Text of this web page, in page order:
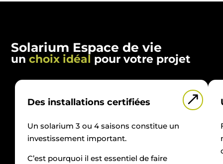
Solarium Espace de vie
unchoix idéal pour votre projet
&
Des installations certifiées
Un solarium 3 ou 4 saisons constitue un
investissement important.
C’est pourquoi il est essentiel de faire